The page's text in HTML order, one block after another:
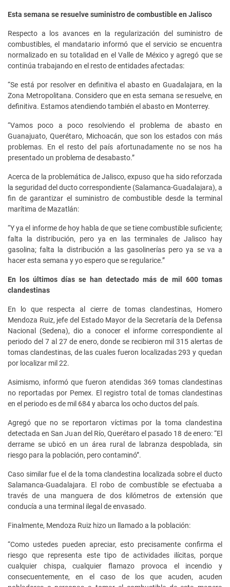
Esta semana se resuelve suministro de combustible en Jalisco
Respecto a los avances en la regularización del suministro de
combustibles, el mandatario informó que el servicio se encuentra
normalizado en su totalidad en el Valle de México y agregó que se
continúa trabajando en el resto de entidades afectadas:
“Se está por resolver en definitiva el abasto en Guadalajara, en la
Zona Metropolitana. Considero que en esta semana se resuelve, en
definitiva. Estamos atendiendo también el abasto en Monterrey.
“Vamos poco a poco resolviendo el problema de abasto en
Guanajuato, Querétaro, Michoacán, que son los estados con más
problemas. En el resto del país afortunadamente no se nos ha
presentado un problema de desabasto.”
Acerca de la problemática de Jalisco, expuso que ha sido reforzada
la seguridad del ducto correspondiente (Salamanca-Guadalajara), a
fin de garantizar el suministro de combustible desde la terminal
marítima de Mazatlán:
“Y ya el informe de hoy habla de que se tiene combustible suficiente;
falta la distribución, pero ya en las terminales de Jalisco hay
gasolina; falta la distribución a las gasolinerías pero ya se va a
hacer esta semana y yo espero que se regularice.”
En los últimos días se han detectado más de mil 600 tomas
clandestinas
En lo que respecta al cierre de tomas clandestinas, Homero
Mendoza Ruiz, jefe del Estado Mayor de la Secretaría de la Defensa
Nacional (Sedena), dio a conocer el informe correspondiente al
periodo del 7 al 27 de enero, donde se recibieron mil 315 alertas de
tomas clandestinas, de las cuales fueron localizadas 293 y quedan
por localizar mil 22.
Asimismo, informó que fueron atendidas 369 tomas clandestinas
no reportadas por Pemex. El registro total de tomas clandestinas
en el periodo es de mil 684 y abarca los ocho ductos del país.
Agregó que no se reportaron víctimas por la toma clandestina
detectada en San Juan del Río, Querétaro el pasado 18 de enero: “El
derrame se ubicó en un área rural de labranza despoblada, sin
riesgo para la población, pero contaminó”.
Caso similar fue el de la toma clandestina localizada sobre el ducto
Salamanca-Guadalajara. El robo de combustible se efectuaba a
través de una manguera de dos kilómetros de extensión que
conducía a una terminal ilegal de envasado.
Finalmente, Mendoza Ruiz hizo un llamado a la población:
“Como ustedes pueden apreciar, esto precisamente confirma el
riesgo que representa este tipo de actividades ilícitas, porque
cualquier chispa, cualquier flamazo provoca el incendio y
consecuentemente, en el caso de los que acuden, acuden